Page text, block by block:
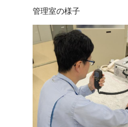
管理室の様子